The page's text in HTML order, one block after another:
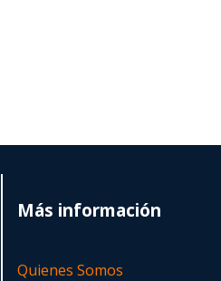
Más información
Quienes Somos